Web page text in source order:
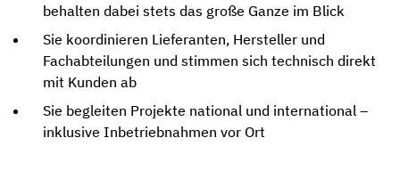
behalten dabei stets das große Ganze im Blick
Sie koordinieren Lieferanten, Hersteller und
Fachabteilungen und stimmen sich technisch direkt
mit Kunden ab
Sie begleiten Projekte national und international –
inklusive Inbetriebnahmen vor Ort